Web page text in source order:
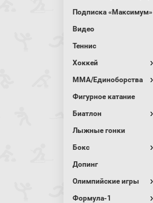
Подписка «Максимум»
Видео
Теннис
Хоккей
MMA/Единоборства
Фигурное катание
Биатлон
Лыжные гонки
Бокс
Допинг
Олимпийские игры
Формула-1